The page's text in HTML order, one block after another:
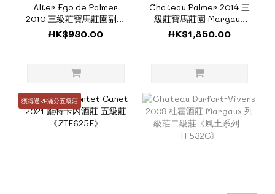
Alter Ego de Palmer
2010 三級莊寶馬莊園副牌
Margaux 《ZTF437》
HK$930.00
Chateau Palmer 2014 三
級莊寶馬莊園 Margaux
《風土系列 - TF1117A》
HK$1,850.00
獲得過RP滿分五級莊